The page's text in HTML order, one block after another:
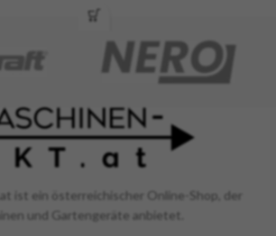
- 350 mm
cm³. Die
beträgt 4,6 PS
ausreichend, um Laub, Nadeln und
anderen Schmutz auch an schwer
zugänglichen Stellen wegzublasen.
speziellen Staubfilter
staubiger Umgebung ausgestattet.
ist ein österreichischer Online-Shop, der
und Gartengeräte anbietet.